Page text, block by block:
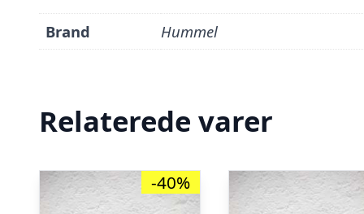
Brand Hummel
Relaterede varer
-40%